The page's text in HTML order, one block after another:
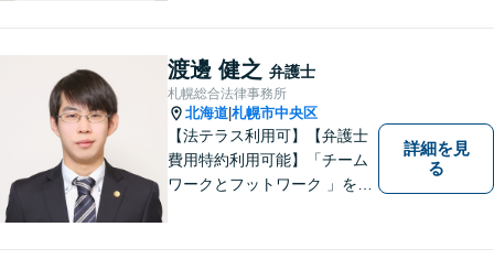
確認するのではすでに手遅れ
です。役員様のみならず、現
場のスタッフ様も法律知識が
仕事を守ります。
渡邊 健之 弁護士
札幌総合法律事務所
北海道 札幌市中央区
【法テラス利用可】【弁護士
費用特約利用可能】「チーム
ワークとフットワーク 」を合
り、地域の皆さまにとって、
詳細を見
る